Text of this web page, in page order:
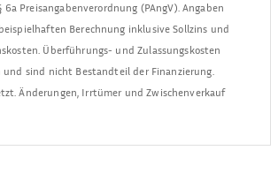
6a Preisangabenverordnung (PAngV). Angaben
Berechnung inklusive Sollzins und
Überführungs- und Zulassungskosten
und sind nicht Bestandteil der Finanzierung.
Änderungen, Irrtümer und Zwischenverkauf